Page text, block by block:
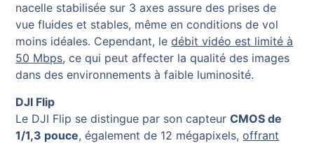
nacelle stabilisée sur 3 axes assure des prises de
vue fluides et stables, même en conditions de vol
moins idéales. Cependant, ledébit vidéo est limité à
50 Mbps, ce qui peut affecter la qualité des images
dans des environnements à faible luminosité.
DJI Flip
Le DJI Flip se distingue par son capteurCMOS de
1/1,3 pouce, également de 12 mégapixels,offrant